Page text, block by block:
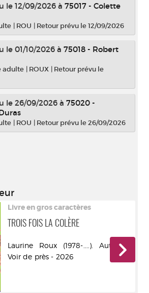
le 12/09/2026 à 75017 - Colette
| ROU | Retour prévu le 12/09/2026
le 01/10/2026 à 75018 - Robert
adulte | ROUX | Retour prévu le
le 26/09/2026 à 75020 -
| ROU | Retour prévu le 26/09/2026
Livre en gros caractères
TROIS FOIS LA COLÈRE
Laurine Roux (1978-....). Auteur -
Voir de près - 2026